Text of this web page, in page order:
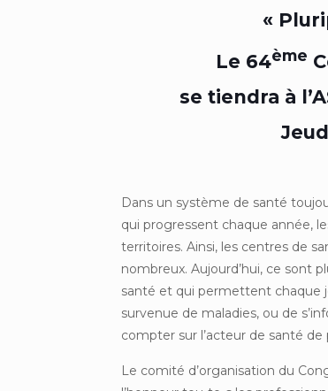
«
Le 64ème
se tiendra à
Dans un système de santé
qui progressent chaque année,
territoires. Ainsi, les centres de
nombreux. Aujourd’hui, ce sont
santé et qui permettent chaque
survenue de maladies, ou de
compter sur l’acteur de santé
Le comité d’organisation du